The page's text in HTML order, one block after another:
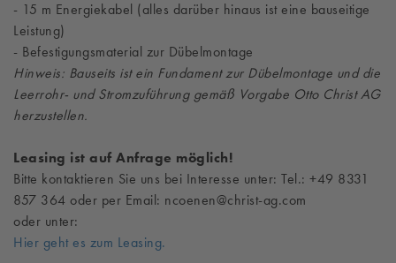
- 15 m Energiekabel (alles darüber hinaus ist eine bauseitige
Leistung)
- Befestigungsmaterial zur Dübelmontage
Hinweis: Bauseits ist ein Fundament zur Dübelmontage und die
Leerrohr- und Stromzuführung gemäß Vorgabe Otto Christ AG
herzustellen.
Leasing ist auf Anfrage möglich!
Bitte kontaktieren Sie uns bei Interesse unter: Tel.: +49 8331
857 364 oder per Email: ncoenen@christ-ag.com
oder unter:
Hier geht es zum Leasing.